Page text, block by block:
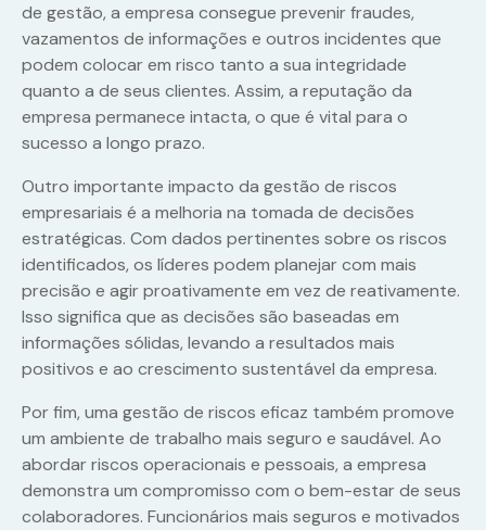
de gestão, a empresa consegue prevenir fraudes,
vazamentos de informações e outros incidentes que
podem colocar em risco tanto a sua integridade
quanto a de seus clientes. Assim, a reputação da
empresa permanece intacta, o que é vital para o
sucesso a longo prazo.
Outro importante impacto da gestão de riscos
empresariais é a melhoria na tomada de decisões
estratégicas. Com dados pertinentes sobre os riscos
identificados, os líderes podem planejar com mais
precisão e agir proativamente em vez de reativamente.
Isso significa que as decisões são baseadas em
informações sólidas, levando a resultados mais
positivos e ao crescimento sustentável da empresa.
Por fim, uma gestão de riscos eficaz também promove
um ambiente de trabalho mais seguro e saudável. Ao
abordar riscos operacionais e pessoais, a empresa
demonstra um compromisso com o bem-estar de seus
colaboradores. Funcionários mais seguros e motivados